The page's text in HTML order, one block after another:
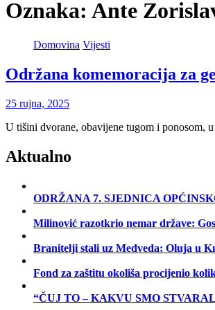
Oznaka: Ante
Domovina Vijesti
Održana komemoracija za
25 rujna, 2025
U tišini dvorane, obavijene tugom i ponosom,
Aktualno
ODRŽANA 7. SJEDNICA
Milinović razotkrio nemar države:
Branitelji stali uz Medveda: Oluja u
Fond za zaštitu okoliša procijenio
“ČUJ TO – KAKVU SMO